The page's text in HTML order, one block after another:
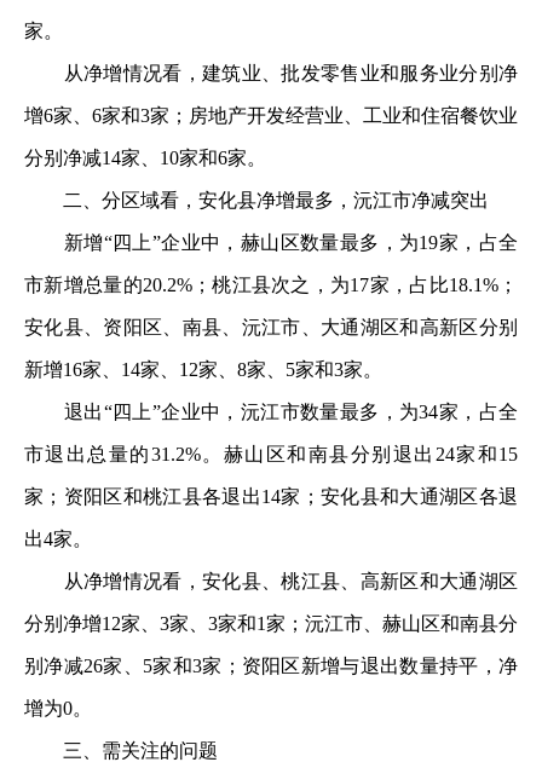
家。
从净增情况看，建筑业、批发零售业和服务业分别净
增6家、6家和3家；房地产开发经营业、工业和住宿餐饮业
分别净减14家、10家和6家。
二、分区域看，安化县净增最多，沅江市净减突出
新增“四上”企业中，赫山区数量最多，为19家，占全
市新增总量的20.2%；桃江县次之，为17家，占比18.1%；
安化县、资阳区、南县、沅江市、大通湖区和高新区分别
新增16家、14家、12家、8家、5家和3家。
退出“四上”企业中，沅江市数量最多，为34家，占全
市退出总量的31.2%。赫山区和南县分别退出24家和15
家；资阳区和桃江县各退出14家；安化县和大通湖区各退
出4家。
从净增情况看，安化县、桃江县、高新区和大通湖区
分别净增12家、3家、3家和1家；沅江市、赫山区和南县分
别净减26家、5家和3家；资阳区新增与退出数量持平，净
增为0。
三、需关注的问题